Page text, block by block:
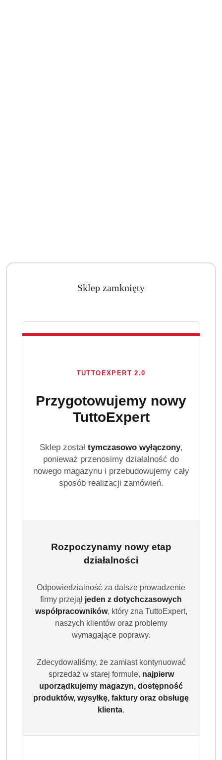
Sklep zamknięty
TUTTOEXPERT 2.0
Przygotowujemy nowy
TuttoExpert
Sklep został tymczasowo wyłączony,
ponieważ przenosimy działalność do
nowego magazynu i przebudowujemy cały
sposób realizacji zamówień.
Rozpoczynamy nowy etap
działalności
Odpowiedzialność za dalsze prowadzenie
firmy przejął jeden z dotychczasowych
współpracowników, który zna TuttoExpert,
naszych klientów oraz problemy
wymagające poprawy.
Zdecydowaliśmy, że zamiast kontynuować
sprzedaż w starej formule, najpierw
uporządkujemy magazyn, dostępność
produktów, wysyłkę, faktury oraz obsługę
klienta.